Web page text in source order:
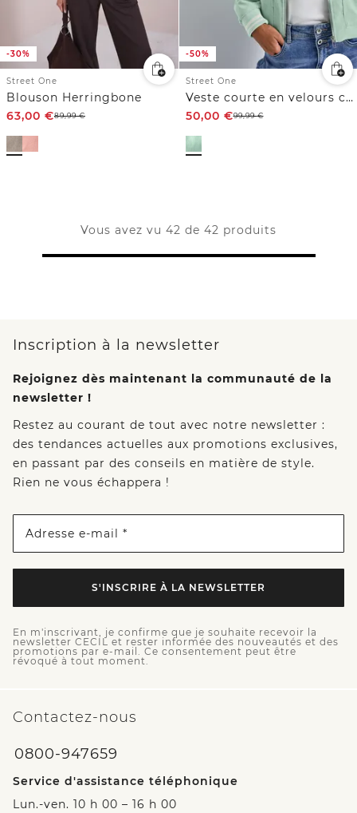
-30%
Street One
Blouson Herringbone
63,00 €89,99€
-50%
Street One
Veste courte en velours côtelé
50,00 €99,99€
Vous avez vu 42 de 42 produits
Inscription à la newsletter
Rejoignez dès maintenant la communauté de la
newsletter !
Restez au courant de tout avec notre newsletter :
des tendances actuelles aux promotions exclusives,
en passant par des conseils en matière de style.
Rien ne vous échappera !
Adresse e-mail *
S'INSCRIRE À LA NEWSLETTER
En m'inscrivant, je confirme que je souhaite recevoir la
newsletter CECIL et rester informée des nouveautés et des
promotions par e-mail. Ce consentement peut être
révoqué à tout moment.
Contactez-nous
0800-947659
Service d'assistance téléphonique
Lun.-ven. 10 h 00 – 16 h 00